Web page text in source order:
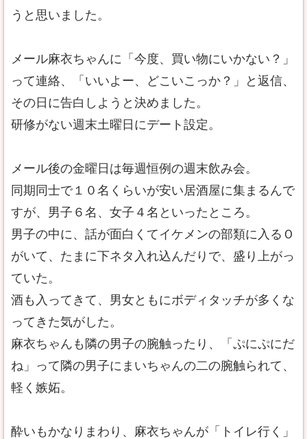
うと思いました。
メール麻衣ちゃんに「今度、買い物にいかない？」
って連絡、「いいよー、どこいこっか？」と返信、
その日に告白しようと決めました。
研修がない週末土曜日にデート設定。
メール後の金曜日は毎週恒例の週末飲み会。
同期同士で１０名くらいが安い居酒屋に集まるんで
すが、男子６名、女子４名といったところ。
男子の中に、話が面白くてイケメンの部類に入るＯ
がいて、たまに下ネタ入れ込んだりで、盛り上がっ
ていた。
酒も入ってきて、男女ともにボディタッチが多くな
ってきた気がした。
麻衣ちゃんも隣の男子の腕触ったり、「ぷにぷにだ
ね」って隣の男子にまいちゃんの二の腕触られて、
軽く嫉妬。
酔いもかなりまわり、麻衣ちゃんが「トイレ行く」